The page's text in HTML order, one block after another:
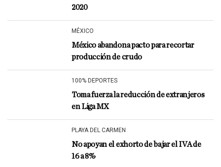
2020
MÉXICO
México abandona pacto para recortar
producción de crudo
100% DEPORTES
Toma fuerza la reducción de extranjeros
en Liga MX
PLAYA DEL CARMEN
No apoyan el exhorto de bajar el IVA de
16 a 8%